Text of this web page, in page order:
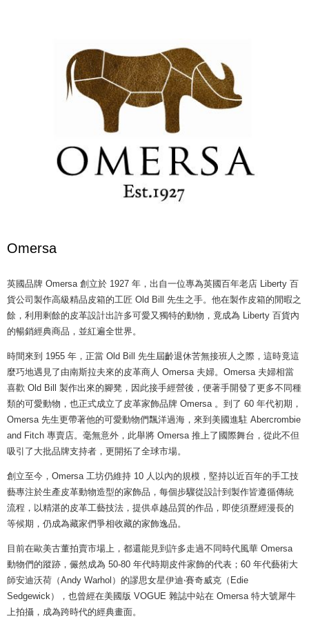
Omersa
英國品牌 Omersa 創立於 1927 年，出自一位專為英國百年老店 Liberty 百
貨公司製作高級精品皮箱的工匠 Old Bill 先生之手。他在製作皮箱的閒暇之
餘，利用剩餘的皮革設計出許多可愛又獨特的動物，竟成為 Liberty 百貨內
的暢銷經典商品，並紅遍全世界。
時間來到 1955 年，正當 Old Bill 先生屆齡退休苦無接班人之際，這時竟這
麼巧地遇見了由南斯拉夫來的皮革商人 Omersa 夫婦。Omersa 夫婦相當
喜歡 Old Bill 製作出來的腳凳，因此接手經營後，便著手開發了更多不同種
類的可愛動物，也正式成立了皮革家飾品牌 Omersa 。到了 60 年代初期，
Omersa 先生更帶著他的可愛動物們飄洋過海，來到美國進駐 Abercrombie
and Fitch 專賣店。毫無意外，此舉將 Omersa 推上了國際舞台，從此不但
吸引了大批品牌支持者，更開拓了全球市場。
創立至今，Omersa 工坊仍維持 10 人以內的規模，堅持以近百年的手工技
藝專注於生產皮革動物造型的家飾品，每個步驟從設計到製作皆遵循傳統
流程，以精湛的皮革工藝技法，提供卓越品質的作品，即使須歷經漫長的
等候期，仍成為藏家們爭相收藏的家飾逸品。
目前在歐美古董拍賣市場上，都還能見到許多走過不同時代風華 Omersa
動物們的蹤跡，儼然成為 50-80 年代時期皮件家飾的代表；60 年代藝術大
師安迪沃荷（Andy Warhol）的謬思女星伊迪‧賽奇威克（Edie
Sedgewick），也曾經在美國版 VOGUE 雜誌中站在 Omersa 特大號犀牛
上拍攝，成為跨時代的經典畫面。